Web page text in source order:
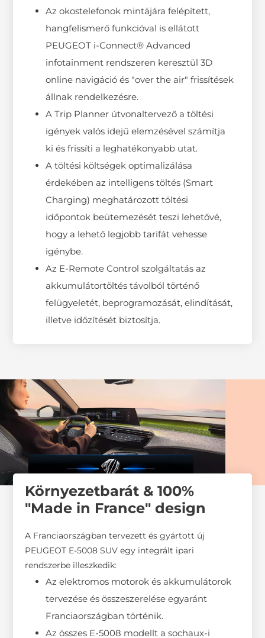
Az okostelefonok mintájára felépített,
hangfelismerő funkcióval is ellátott
PEUGEOT i-Connect® Advanced
infotainment rendszeren keresztül 3D
online navigáció és "over the air" frissítések
állnak rendelkezésre.
A Trip Planner útvonaltervező a töltési
igények valós idejű elemzésével számítja
ki és frissíti a leghatékonyabb utat.
A töltési költségek optimalizálása
érdekében az intelligens töltés (Smart
Charging) meghatározott töltési
időpontok beütemezését teszi lehetővé,
hogy a lehető legjobb tarifát vehesse
igénybe.
Az E-Remote Control szolgáltatás az
akkumulátortöltés távolból történő
felügyeletét, beprogramozását, elindítását,
illetve időzítését biztosítja.
Környezetbarát & 100%
"Made in France" design
A Franciaországban tervezett és gyártott új
PEUGEOT E-5008 SUV egy integrált ipari
rendszerbe illeszkedik:
Az elektromos motorok és akkumulátorok
tervezése és összeszerelése egyaránt
Franciaországban történik.
Az összes E-5008 modellt a sochaux-i